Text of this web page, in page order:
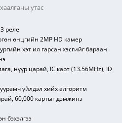
утас
реле
өнцгийн 2MP HD камер
хэт ил гарсан хэсгийг бараан
нүүр царай, IC карт (13.56MHz), ID
үйлдэл хийх алгоритм
60,000 картыг дэмжинэ
бэхэлгээ